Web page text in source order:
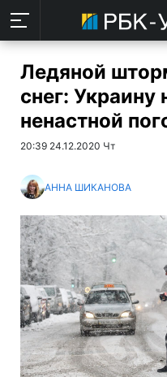
Ледяной
снег: Украину
ненастной
20:39 24.12.2020 Чт
АННА ШИКАНОВА